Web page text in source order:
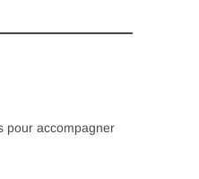
pour accompagner